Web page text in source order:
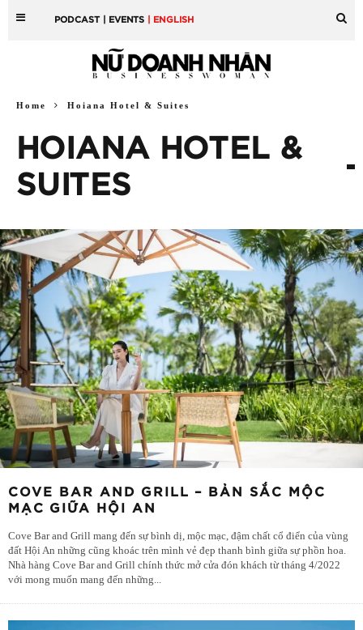
PODCAST | EVENTS | ENGLISH
Home Hoiana Hotel & Suites
HOIANA HOTEL &
SUITES
COVE BAR AND GRILL – BẢN SẮC MỘC
MẠC GIỮA HỘI AN
Cove Bar and Grill mang đến sự bình dị, mộc mạc, đậm chất cổ điển của vùng
đất Hội An những cũng khoác trên mình vẻ đẹp thanh bình giữa sự phồn hoa.
Nhà hàng Cove Bar and Grill chính thức mở cửa đón khách từ tháng 4/2022
với mong muốn mang đến những...